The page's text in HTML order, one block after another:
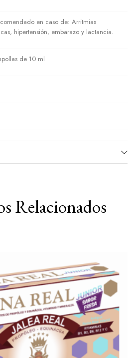
en caso de: Arritmias
hipertensión, embarazo y lactancia.
de 10 ml
Relacionados